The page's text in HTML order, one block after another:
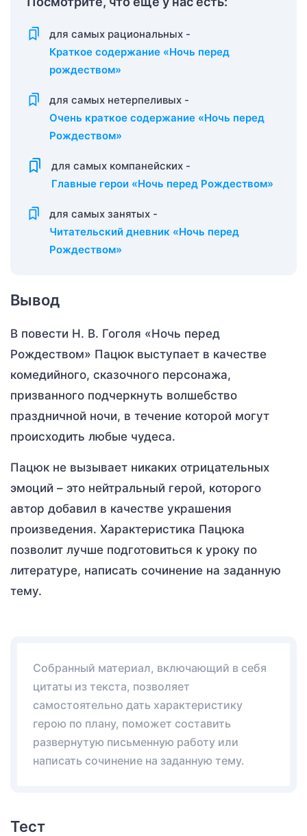
для самых рациональных -
Краткое содержание «Ночь перед
рождеством»
для самых нетерпеливых -
Очень краткое содержание «Ночь перед
Рождеством»
для самых компанейских -
Главные герои «Ночь перед Рождеством»
для самых занятых -
Читательский дневник «Ночь перед
Рождеством»
Вывод
В повести Н. В. Гоголя «Ночь перед
Рождеством» Пацюк выступает в качестве
комедийного, сказочного персонажа,
призванного подчеркнуть волшебство
праздничной ночи, в течение которой могут
происходить любые чудеса.
Пацюк не вызывает никаких отрицательных
эмоций – это нейтральный герой, которого
автор добавил в качестве украшения
произведения. Характеристика Пацюка
позволит лучше подготовиться к уроку по
литературе, написать сочинение на заданную
тему.
Собранный материал, включающий в себя
цитаты из текста, позволяет
самостоятельно дать характеристику
герою по плану, поможет составить
развернутую письменную работу или
написать сочинение на заданную тему.
Тест